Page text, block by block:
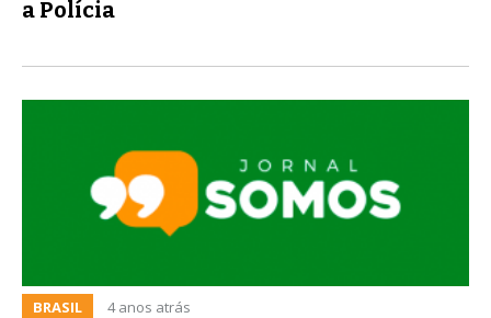
a Polícia
BRASIL 4 anos atrás